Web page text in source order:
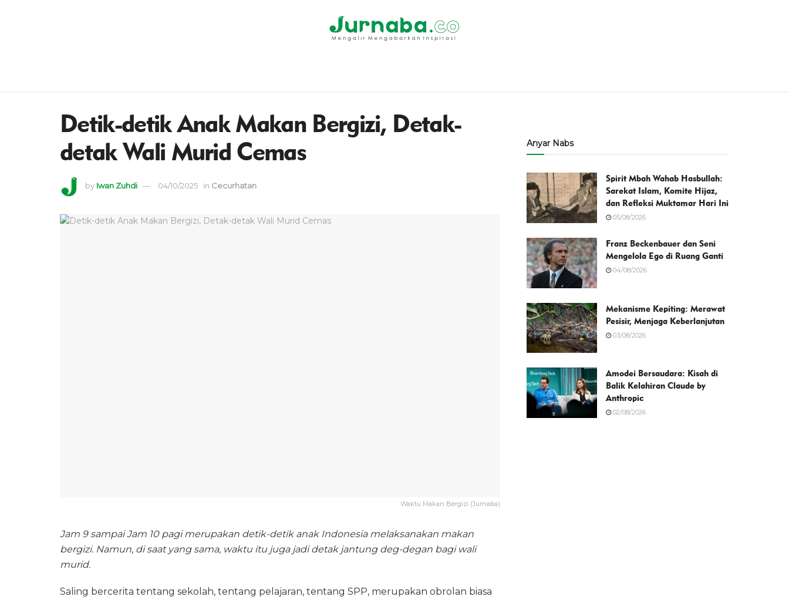
Detik-detik Anak Makan Bergizi, Detak-
detak Wali Murid Cemas
by Iwan Zuhdi 04/10/2025 in Cecurhatan
Waktu Makan Bergizi (Jurnaba)
Jam 9 sampai Jam 10 pagi merupakan detik-detik anak Indonesia melaksanakan makan
bergizi. Namun, di saat yang sama, waktu itu juga jadi detak jantung deg-degan bagi wali
murid.
Saling bercerita tentang sekolah, tentang pelajaran, tentang SPP, merupakan obrolan biasa
Anyar Nabs
Spirit Mbah Wahab Hasbullah:
Sarekat Islam, Komite Hijaz,
dan Refleksi Muktamar Hari Ini
05/08/2026
Franz Beckenbauer dan Seni
Mengelola Ego di Ruang Ganti
04/08/2026
Mekanisme Kepiting: Merawat
Pesisir, Menjaga Keberlanjutan
03/08/2026
Amodei Bersaudara: Kisah di
Balik Kelahiran Claude by
Anthropic
02/08/2026